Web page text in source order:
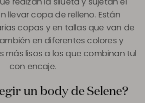
llevar copa de relleno. Están
copas y en tallas que van de
en diferentes colores y
más lisos a los que combinan tul
con encaje.
un body de Selene?